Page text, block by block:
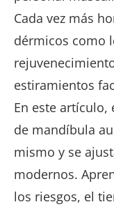
Cada vez más
dérmicos como
estiramientos
En este
de mandíbula
mismo y se
modernos.
los riesgos, el